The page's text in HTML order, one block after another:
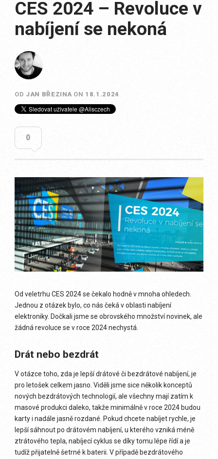
CES 2024 – Revoluce v
nabíjení se nekoná
OD JAN BŘEZINA ON 18.1.2024
0
Od veletrhu CES 2024 se čekalo hodně v mnoha ohledech.
Jednou z otázek bylo, co nás čeká v oblasti nabíjení
elektroniky. Dočkali jsme se obrovského množství novinek, ale
žádná revoluce se v roce 2024 nechystá.
Drát nebo bezdrát
V otázce toho, zda je lepší drátové či bezdrátové nabíjení, je
pro letošek celkem jasno. Viděli jsme sice několik konceptů
nových bezdrátových technologií, ale všechny mají zatím k
masové produkci daleko, takže minimálně v roce 2024 budou
karty i nadále jasně rozdané. Pokud chcete nabíjet rychle, je
lepší sáhnout po drátovém nabíjení, u kterého vzniká méně
ztrátového tepla, nabíjecí cyklus se díky tomu lépe řídí a je
tudíž přijatelně šetrné k baterii. V případě bezdrátového